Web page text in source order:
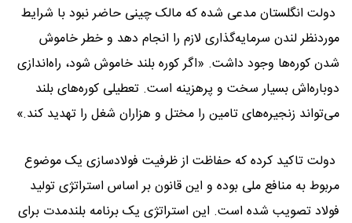
دولت انگلستان مدعی شده که مالک چینی حاضر نبود با شرایط
موردنظر لندن سرمایه‌گذاری لازم را انجام دهد و خطر خاموش
شدن کوره‌ها وجود داشت. «اگر کوره بلند خاموش شود، راه‌اندازی
دوباره‌اش بسیار سخت و پرهزینه است. تعطیلی‌ کوره‌های بلند
می‌تواند زنجیره‌های تامین را مختل و هزاران شغل را تهدید کند.»
دولت تاکید کرده که حفاظت از ظرفیت فولادسازی یک موضوع
مربوط به منافع ملی بوده و این قانون بر اساس استراتژی تولید
فولاد تصویب شده است. این استراتژی یک برنامه بلندمدت برای